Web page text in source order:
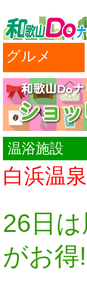
グルメ
温浴施設
白浜温
26日
がお得